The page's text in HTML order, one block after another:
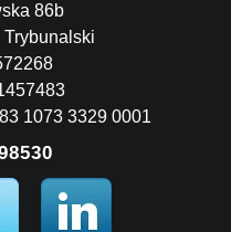
86b
1073 3329 0001